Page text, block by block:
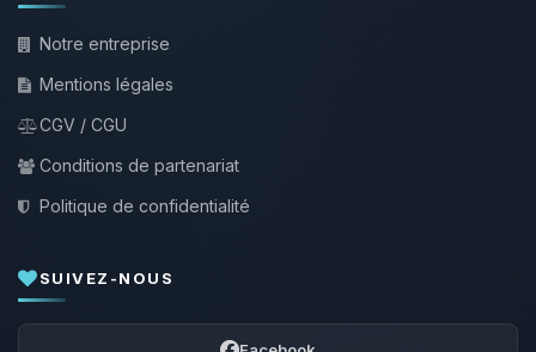
Notre entreprise
Mentions légales
CGV / CGU
Conditions de partenariat
Politique de confidentialité
SUIVEZ-NOUS